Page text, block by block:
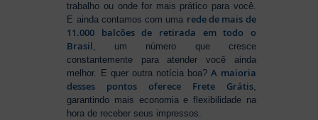
trabalho ou onde for mais prático para você.
E ainda contamos com uma rede de mais de
11.000 balcões de retirada em todo o
Brasil, um número que cresce
constantemente para atender você ainda
melhor. E quer outra notícia boa?A maioria
desses pontos oferece Frete Grátis,
garantindo mais economia e flexibilidade na
hora de receber seus impressos.